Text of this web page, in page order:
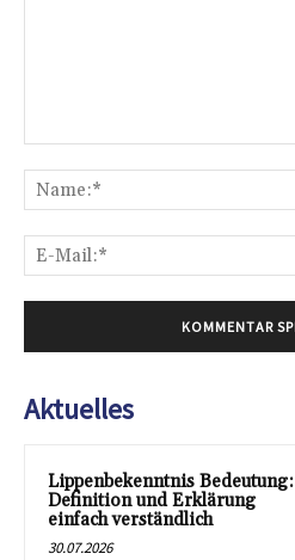
Aktuelles
Lippenbekenntnis Bedeutung:
Definition und Erklärung
einfach verständlich
30.07.2026